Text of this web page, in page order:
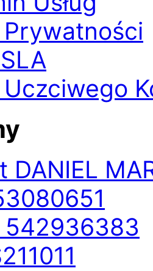
DANIEL
542936383